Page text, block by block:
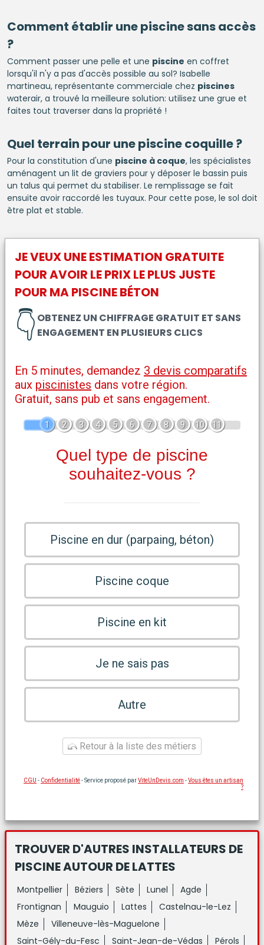
Comment établir unepiscinesans accès
?
Comment passer une pelle et une piscine en coffret
lorsqu'il n'y a pas d'accès possible au sol? Isabelle
martineau, représentante commerciale chez piscines
waterair, a trouvé la meilleure solution: utilisez une grue et
faites tout traverser dans la propriété !
Quel terrain pour unepiscinecoquille ?
Pour la constitution d'une piscine à coque, les spécialistes
aménagent un lit de graviers pour y déposer le bassin puis
un talus qui permet du stabiliser. Le remplissage se fait
ensuite avoir raccordé les tuyaux. Pour cette pose, le sol doit
être plat et stable.
JE VEUX UNE ESTIMATION GRATUITE
POUR AVOIR LE PRIX LE PLUS JUSTE
POUR MAPISCINE BÉTON
OBTENEZ UN CHIFFRAGE GRATUIT ET SANS
ENGAGEMENT EN PLUSIEURS CLICS
👇
En 5 minutes, demandez 3 devis comparatifs
aux piscinistes dans votre région.
Gratuit, sans pub et sans engagement.
1 2 3 4 5 6 7 8 9 10 11
Quel type de piscine
souhaitez-vous ?
Piscine en dur (parpaing, béton)
Piscine coque
Piscine en kit
Je ne sais pas
Autre
Retour à la liste des métiers
CGU - Confidentialité- Service proposé parViteUnDevis.com -Vous êtes un artisan
?
TROUVER D'AUTRES INSTALLATEURS DE
PISCINEAUTOUR DE LATTES
Montpellier Béziers Sète Lunel
Agde
Frontignan
Mauguio Lattes
Castelnau-le-Lez
Mèze
Villeneuve-lès-Maguelone
Saint-Gély-du-Fesc
Saint-Jean-de-Védas Pérols